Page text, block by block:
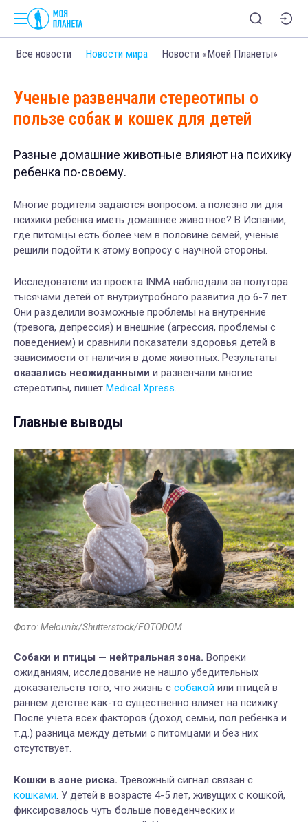
Все новости Новости мира Новости «Моей Планеты»
Ученые развенчали стереотипы о
пользе собак и кошек для детей
Разные домашние животные влияют на психику
ребенка по-своему.
Многие родители задаются вопросом: а полезно ли для
психики ребенка иметь домашнее животное? В Испании,
где питомцы есть более чем в половине семей, ученые
решили подойти к этому вопросу с научной стороны.
Исследователи из проекта INMA наблюдали за полутора
тысячами детей от внутриутробного развития до 6-7 лет.
Они разделили возможные проблемы на внутренние
(тревога, депрессия) и внешние (агрессия, проблемы с
поведением) и сравнили показатели здоровья детей в
зависимости от наличия в доме животных. Результаты
оказались неожиданными и развенчали многие
стереотипы, пишет Medical Xpress.
Главные выводы
Фото: Melounix/Shutterstock/FOTODOM
Собаки и птицы — нейтральная зона. Вопреки
ожиданиям, исследование не нашло убедительных
доказательств того, что жизнь с собакой или птицей в
раннем детстве как-то существенно влияет на психику.
После учета всех факторов (доход семьи, пол ребенка и
т.д.) разница между детьми с питомцами и без них
отсутствует.
Кошки в зоне риска. Тревожный сигнал связан с
кошками . У детей в возрасте 4-5 лет, живущих с кошкой,
фиксировалось чуть больше поведенческих и